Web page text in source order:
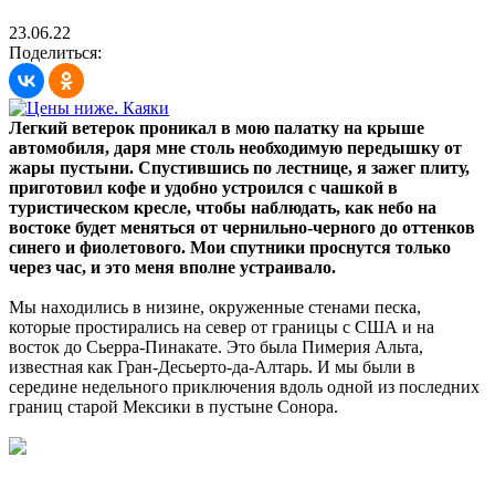
23.06.22
Поделиться:
Легкий ветерок проникал в мою палатку на крыше
автомобиля, даря мне столь необходимую передышку от
жары пустыни. Спустившись по лестнице, я зажег плиту,
приготовил кофе и удобно устроился с чашкой в
туристическом кресле, чтобы наблюдать, как небо на
востоке будет меняться от чернильно-черного до оттенков
синего и фиолетового. Мои спутники проснутся только
через час, и это меня вполне устраивало.
Мы находились в низине, окруженные стенами песка,
которые простирались на север от границы с США и на
восток до Сьерра-Пинакате. Это была Пимерия Альта,
известная как Гран-Десьерто-да-Алтарь. И мы были в
середине недельного приключения вдоль одной из последних
границ старой Мексики в пустыне Сонора.